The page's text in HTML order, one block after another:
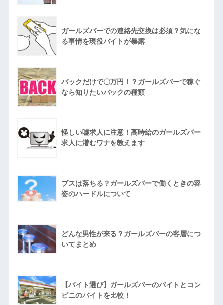
ガールズバーでの連絡先交換は必須？気にな
る事情を現役バイトが暴露
バックだけで〇万円！？ガールズバーで稼ぐ
なら知りたいバックの種類
怪しい嘘求人に注意！高時給のガールズバー
求人に潜むワナを教えます
ブスは落ちる？ガールズバーで働くときの容
姿のハードルについて
どんな男性が来る？ガールズバーの客層につ
いてまとめ
【バイト選び】ガールズバーのバイトとコン
ビニのバイトを比較！